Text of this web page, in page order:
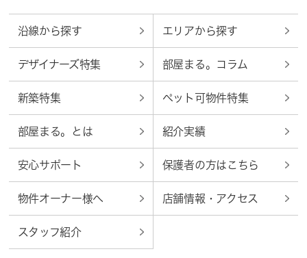
沿線から探す エリアから探す
デザイナーズ特集 部屋まる。コラム
新築特集 ペット可物件特集
部屋まる。とは 紹介実績
安心サポート 保護者の方はこちら
物件オーナー様へ 店舗情報・アクセス
スタッフ紹介